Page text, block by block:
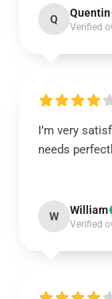
Q Quentin
Verified
I’m very
needs
W William
Verified